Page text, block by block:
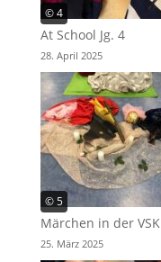
© 4
At School Jg. 4
28. April 2025
© 5
Märchen in der VSK
25. März 2025